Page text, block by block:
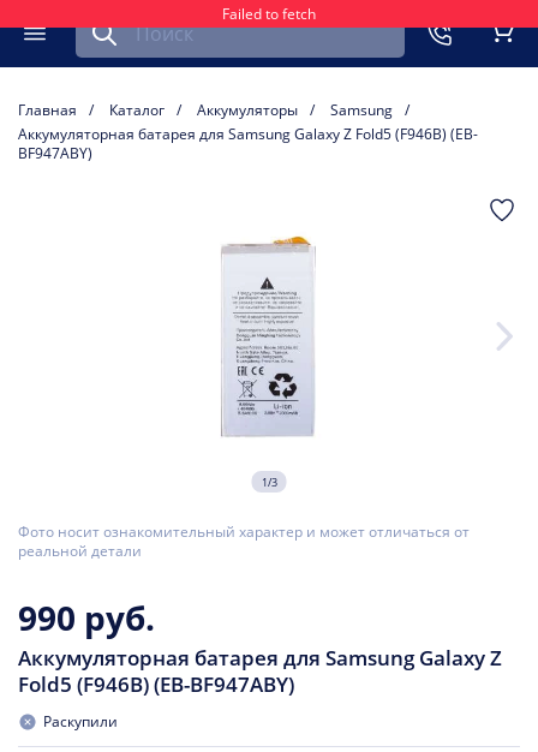
Failed to fetch
Меню
Найти запчасть для мобильного устройства
Главная Каталог Аккумуляторы
Samsung
Аккумуляторная батарея для Samsung Galaxy Z Fold5 (F946B) (EB-
BF947ABY)
1/3
Фото носит ознакомительный характер и может отличаться от
реальной детали
990 руб.
Аккумуляторная батарея для Samsung Galaxy Z
Fold5 (F946B) (EB-BF947ABY)
Раскупили